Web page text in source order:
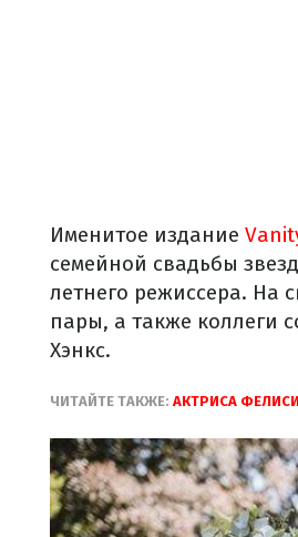
Именитое издание
семейной свадьбы
летнего режиссера. На
пары, а также коллеги
Хэнкс.
ЧИТАЙТЕ ТАКЖЕ: АКТРИСА